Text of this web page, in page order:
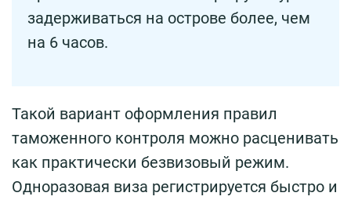
задерживаться на острове более, чем
на 6 часов.
Такой вариант оформления правил
таможенного контроля можно расценивать
как практически безвизовый режим.
Одноразовая виза регистрируется быстро и